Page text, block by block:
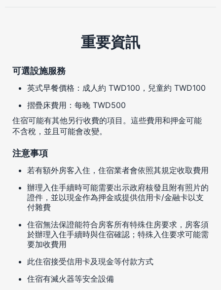
重要資訊
可選設施服務
英式早餐價格：成人約 TWD100，兒童約 TWD100
摺疊床費用：每晚 TWD500
住宿可能有其他另行收費的項目。這些費用和押金可能
不含稅，並且可能會改變。
注意事項
若有額外房客入住，住宿業者會依照其規定收取費用
辦理入住手續時可能需要出示政府核發且附有照片的
證件，並以現金作為押金或提供信用卡/金融卡以支
付雜費
住宿無法保證能符合房客所有特殊住房要求，房客須
於辦理入住手續時與住宿確認；特殊入住要求可能需
要加收費用
此住宿接受信用卡及現金等付款方式
住宿有滅火器等安全設備